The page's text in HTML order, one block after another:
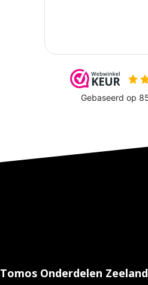
Tomos Onderdelen Zeeland